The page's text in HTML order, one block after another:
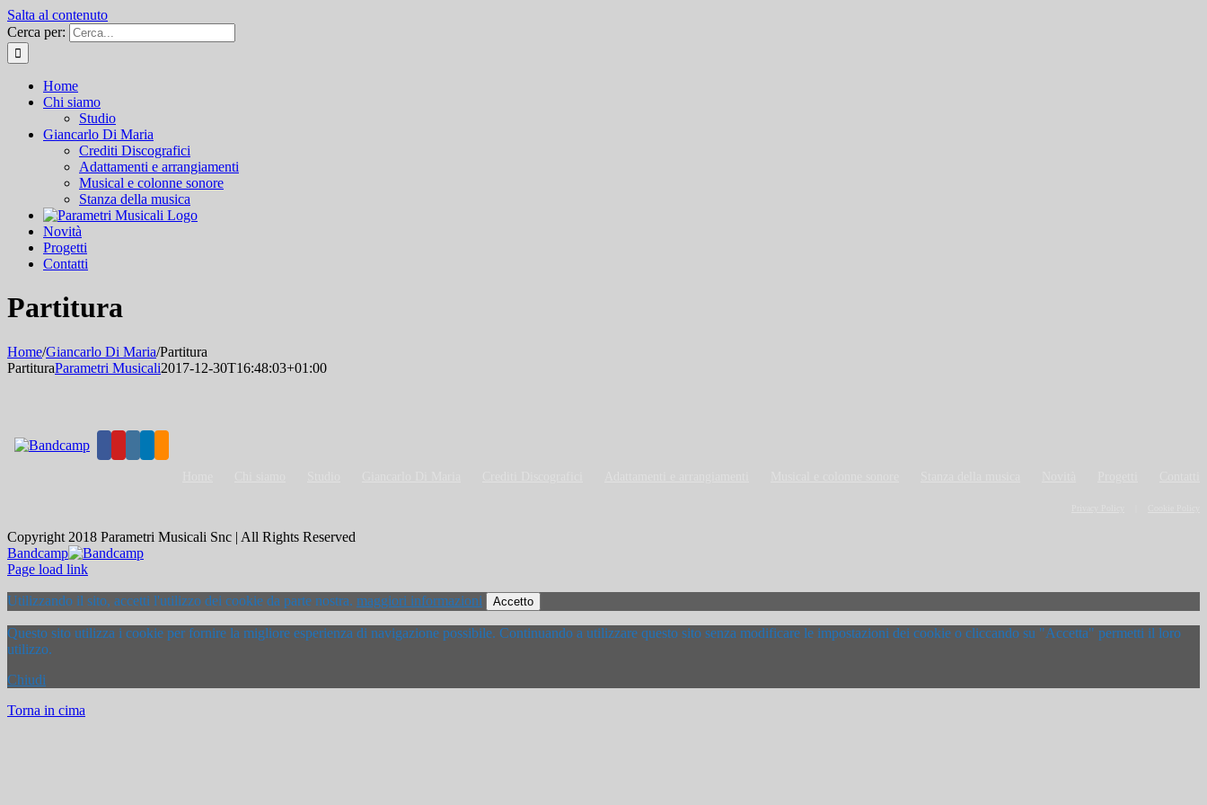
Salta al contenuto
Cerca per:
Home
Chi siamo
Studio
Giancarlo Di Maria
Crediti Discografici
Adattamenti e arrangiamenti
Musical e colonne sonore
Stanza della musica
Novità
Progetti
Contatti
Partitura
Home/Giancarlo Di Maria/Partitura
PartituraParametri Musicali2017-12-30T16:48:03+01:00
Copyright 2018 Parametri Musicali Snc | All Rights Reserved
Bandcamp
Page load link
Utilizzando il sito, accetti l'utilizzo dei cookie da parte nostra. maggiori informazioni Accetto
Questo sito utilizza i cookie per fornire la migliore esperienza di navigazione possibile. Continuando a utilizzare questo sito senza modificare le impostazioni dei cookie o cliccando su "Accetta" permetti il loro
utilizzo.
Chiudi
Torna in cima